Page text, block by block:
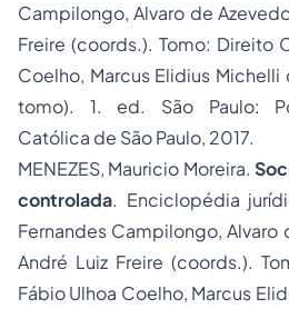
Campilongo, Alvaro de
Freire (coords.). Tomo: Direito
Coelho, Marcus Elidius
tomo). 1. ed. São Paulo:
Católica de São Paulo, 2017.
MENEZES, Mauricio Moreira.
controlada. Enciclopédia
Fernandes Campilongo, Alvaro
André Luiz Freire (coords.).
Fábio Ulhoa Coelho, Marcus